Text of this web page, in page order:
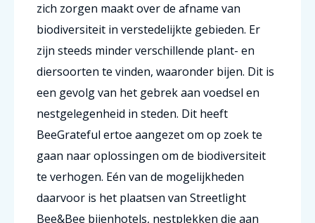
zich zorgen maakt over de afname van
biodiversiteit in verstedelijkte gebieden. Er
zijn steeds minder verschillende plant- en
diersoorten te vinden, waaronder bijen. Dit is
een gevolg van het gebrek aan voedsel en
nestgelegenheid in steden. Dit heeft
BeeGrateful ertoe aangezet om op zoek te
gaan naar oplossingen om de biodiversiteit
te verhogen. Eén van de mogelijkheden
daarvoor is het plaatsen van Streetlight
Bee&Bee bijenhotels, nestplekken die aan